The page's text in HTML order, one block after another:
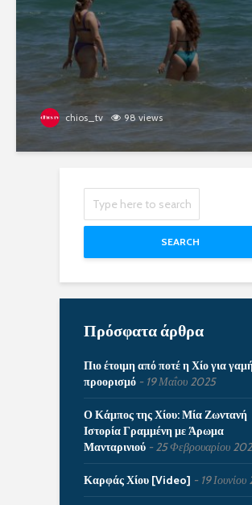
chios_tv 98 views
SEARCH
Πρόσφατα άρθρα
Πιο έτοιμη από ποτέ η Χίο για
προορισμό
19 Μαΐου 2025
Ο Κάμπος της Χίου: Μία Ζωντανή
Ιστορία Γραμμένη με Άρωμα
Μανταρινιού
25 Φεβρουαρίου
Καρφάς Χίου [Video] 19